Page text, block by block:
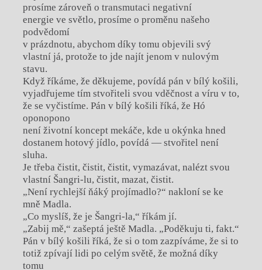
prosíme zároveň o transmutaci negativní
energie ve světlo, prosíme o proměnu našeho
podvědomí
v prázdnotu, abychom díky tomu objevili svý
vlastní já, protože to jde najít jenom v nulovým
stavu.
Když říkáme, že děkujeme, povídá pán v bílý košili,
vyjadřujeme tím stvořiteli svou vděčnost a víru v to,
že se vyčistíme. Pán v bílý košili říká, že Hó
oponopono
není životní koncept mekáče, kde u okýnka hned
dostanem hotový jídlo, povídá — stvořitel není
sluha.
Je třeba čistit, čistit, čistit, vymazávat, nalézt svou
vlastní Šangri-lu, čistit, mazat, čistit.
„Není rychlejší ňáký projímadlo?“ nakloní se ke
mně Madla.
„Co myslíš, že je Šangri-la,“ říkám jí.
„Zabij mě,“ zašeptá ještě Madla. „Poděkuju ti, fakt.“
Pán v bílý košili říká, že si o tom zazpíváme, že si to
totiž zpívají lidi po celým světě, že možná díky
tomu